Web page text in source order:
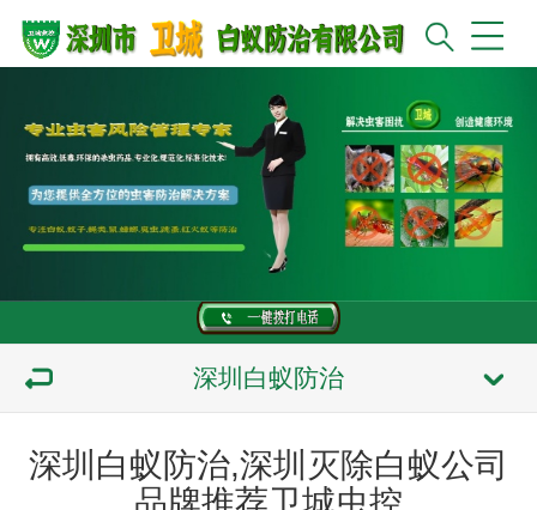
深圳白蚁防治
深圳白蚁防治,深圳灭除白蚁公司
品牌推荐卫城虫控